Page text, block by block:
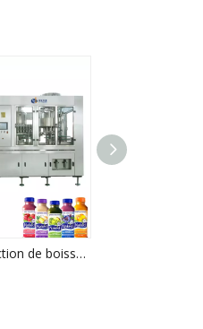
Ligne de production de boissons de machine de remplissage de jus de haute qualité à Zhangjiagang